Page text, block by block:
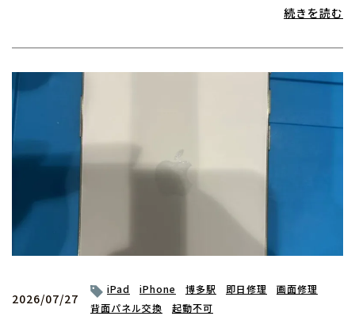
続きを読む
2026/07/27
iPad iPhone 博多駅 即日修理
画面修理
背面パネル交換
起動不可